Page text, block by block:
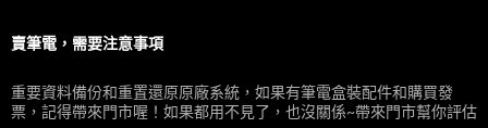
賣筆電，需要注意事項
重要資料備份和重置還原原廠系統，如果有筆電盒裝配件和購買發
票，記得帶來門市喔！如果都用不見了，也沒關係~帶來門市幫你評估